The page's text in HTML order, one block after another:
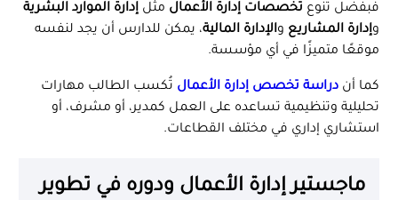
فبفضل تنوع تخصصات إدارة الأعمال مثل إدارة الموارد البشرية
وإدارة المشاريع والإدارة المالية، يمكن للدارس أن يجد لنفسه
موقعًا متميزًا في أي مؤسسة.
كما أن دراسة تخصص إدارة الأعمال تُكسب الطالب مهارات
تحليلية وتنظيمية تساعده على العمل كمدير، أو مشرف، أو
استشاري إداري في مختلف القطاعات.
ماجستير إدارة الأعمال ودوره في تطوير